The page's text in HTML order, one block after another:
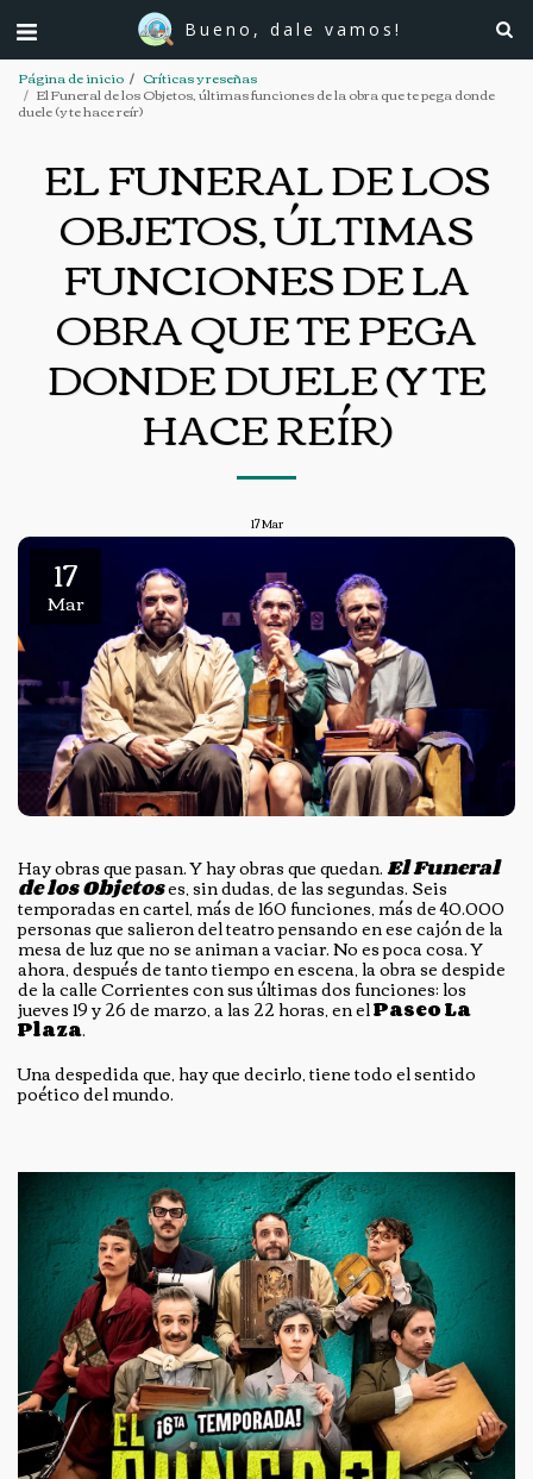
Bueno, dale vamos!
Página de inicio Críticas y reseñas
El Funeral de los Objetos, últimas funciones de la obra que te pega donde
duele (y te hace reír)
EL FUNERAL DE LOS
OBJETOS, ÚLTIMAS
FUNCIONES DE LA
OBRA QUE TE PEGA
DONDE DUELE (Y TE
HACE REÍR)
17Mar
17
Mar
Hay obras que pasan. Y hay obras que quedan.El Funeral
de los Objetoses, sin dudas, de las segundas. Seis
temporadas en cartel, más de 160 funciones, más de 40.000
personas que salieron del teatro pensando en ese cajón de la
mesa de luz que no se animan a vaciar. No es poca cosa. Y
ahora, después de tanto tiempo en escena, la obra se despide
de la calle Corrientes con sus últimas dos funciones: los
jueves 19 y 26 de marzo, a las 22 horas, en elPaseo La
Plaza.
Una despedida que, hay que decirlo, tiene todo el sentido
poético del mundo.